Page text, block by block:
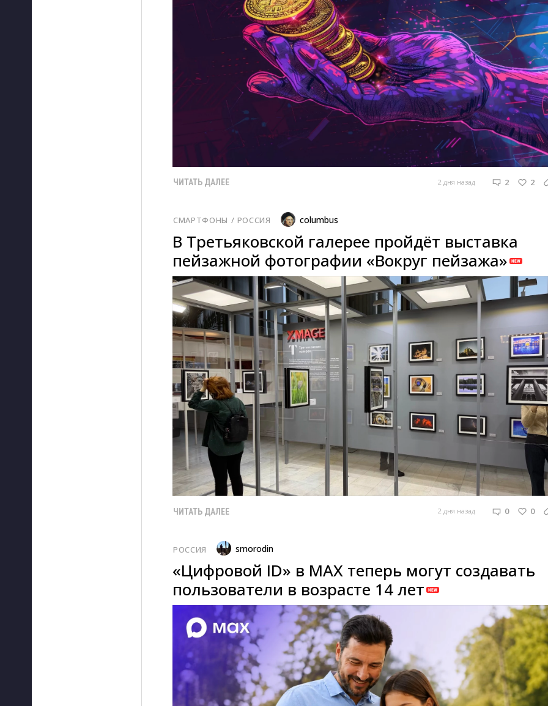
ЧИТАТЬ ДАЛЕЕ 2 дня назад 2 2
СМАРТФОНЫ / РОССИЯ columbus
В Третьяковской галерее пройдёт выставка
пейзажной фотографии «Вокруг пейзажа»
ЧИТАТЬ ДАЛЕЕ 2 дня назад 0 0
РОССИЯ smorodin
«Цифровой ID» в MAX теперь могут создавать
пользователи в возрасте 14 лет